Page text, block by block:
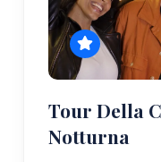
Tour Della
Notturna